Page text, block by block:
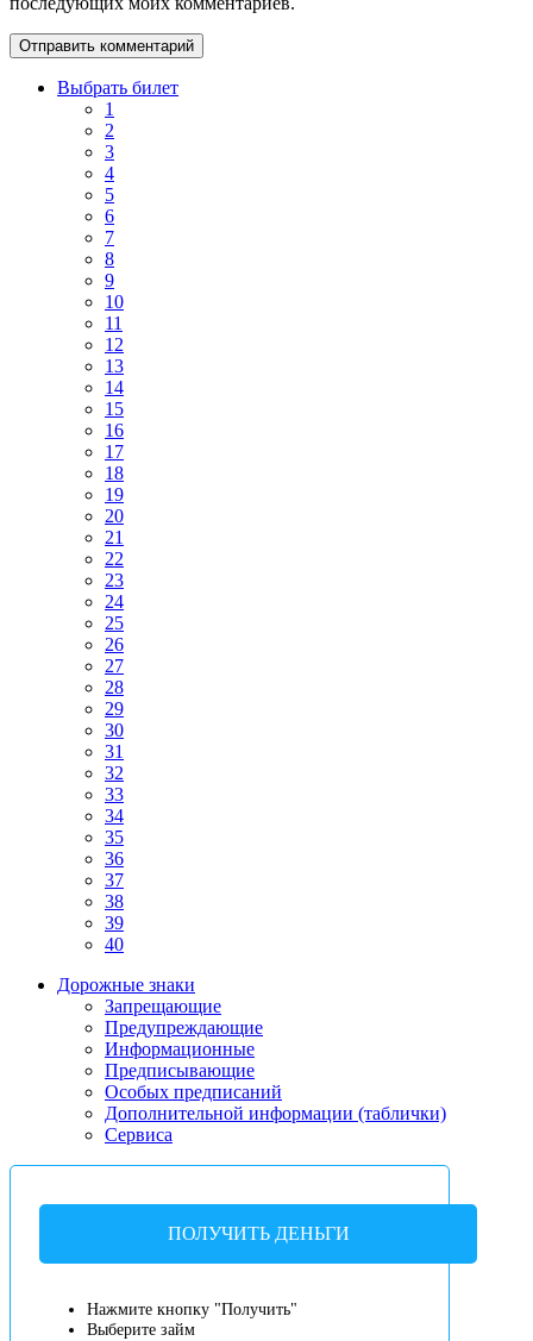
Выбрать билет
1
2
3
4
5
6
7
8
9
10
11
12
13
14
15
16
17
18
19
20
21
22
23
24
25
26
27
28
29
30
31
32
33
34
35
36
37
38
39
40
Дорожные знаки
Запрещающие
Предупреждающие
Информационные
Предписывающие
Особых предписаний
Дополнительной информации (таблички)
Сервиса
ПОЛУЧИТЬ ДЕНЬГИ
Нажмите кнопку "Получить"
Выберите займ